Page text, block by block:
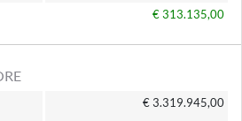
€ 313.135,00
€ 3.319.945,00